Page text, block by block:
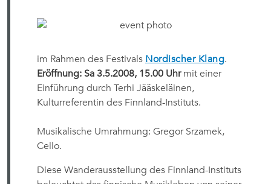
im Rahmen des Festivals Nordischer Klang.
Eröffnung: Sa 3.5.2008, 15.00 Uhr mit einer
Einführung durch Terhi Jääskeläinen,
Kulturreferentin des Finnland-Instituts.
Musikalische Umrahmung: Gregor Srzamek,
Cello.
Diese Wanderausstellung des Finnland-Instituts